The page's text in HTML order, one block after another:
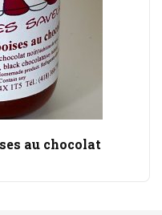
au chocolat